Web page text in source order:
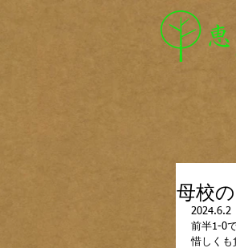
母校
2024.6.2
前半1-0
惜しくも